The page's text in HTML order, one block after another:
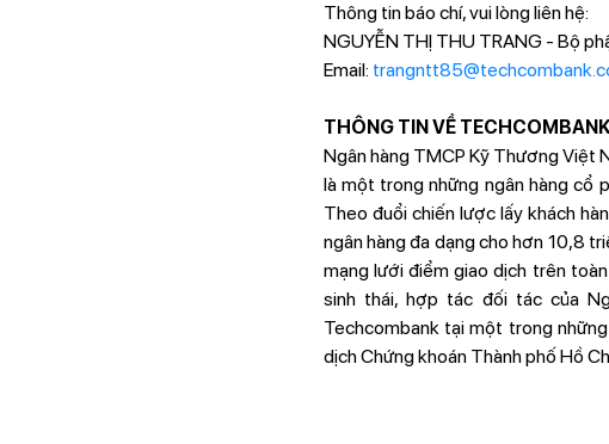
Thông tin báo chí, vui lòng liên hệ:
NGUYỄN THỊ THU TRANG - Bộ
Email:
THÔNG TIN VỀ
Ngân hàng TMCP Kỹ Thương Việt
là một trong những ngân hàng cổ
Theo đuổi chiến lược lấy khách
ngân hàng đa dạng cho hơn 10,8
mạng lưới điểm giao dịch trên
sinh thái, hợp tác đối tác của
Techcombank tại một trong
dịch Chứng khoán Thành phố Hồ